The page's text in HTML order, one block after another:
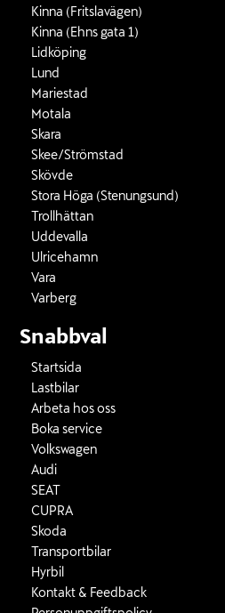
Kinna (Fritslavägen)
Kinna (Ehns gata 1)
Lidköping
Lund
Mariestad
Motala
Skara
Skee/Strömstad
Skövde
Stora Höga (Stenungsund)
Trollhättan
Uddevalla
Ulricehamn
Vara
Varberg
Snabbval
Startsida
Lastbilar
Arbeta hos oss
Boka service
Volkswagen
Audi
SEAT
CUPRA
Skoda
Transportbilar
Hyrbil
Kontakt & Feedback